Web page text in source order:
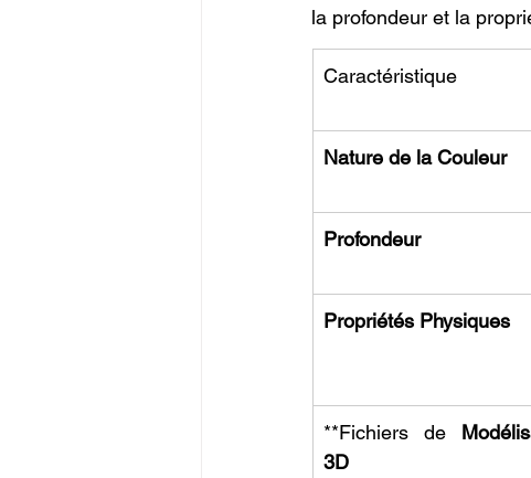
la profondeur et la
Caractéristique
Nature de la Couleur
Profondeur
Propriétés Physiques
**Fichiers de
3D